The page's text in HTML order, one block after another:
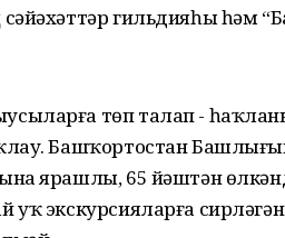
гильдияһы һәм
төп талап -
Башҡортостан
ярашлы, 65 йәштән
экскурсияларға